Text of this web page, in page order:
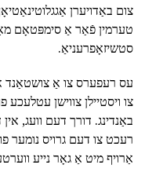
צום באַדויערן
טערמין פֿאַר אַ סימפּטאָם
סטשיזאָפרעניאַ.
עס רעפערס צו אַ צושטאַנד
צו ויסטיילן צווישן עטלעכע
באַנדינג. דורך דעם וועג,
רעכט צו דעם גרויס נומער
אַרויף מיט אַ גאָר נייע